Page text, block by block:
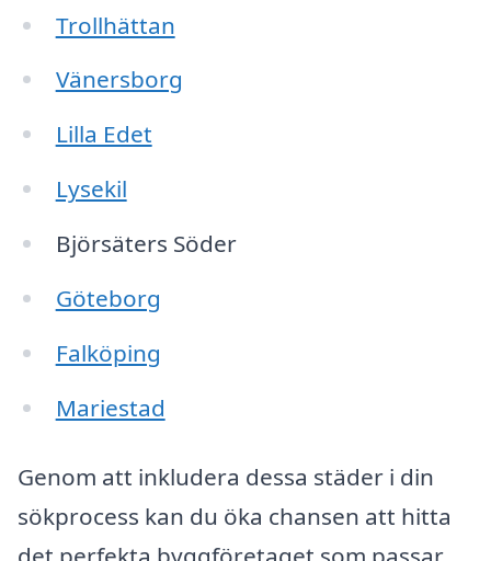
Trollhättan
Vänersborg
Lilla Edet
Lysekil
Björsäters Söder
Göteborg
Falköping
Mariestad
Genom att inkludera dessa städer i din
sökprocess kan du öka chansen att hitta